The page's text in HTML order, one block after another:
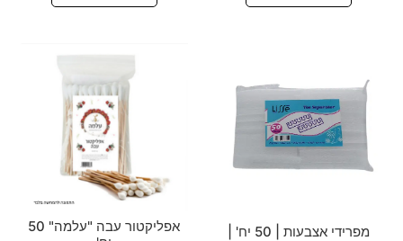
מפרידי אצבעות | 50 יח' |
אפליקטור עבה "עלמה" 50